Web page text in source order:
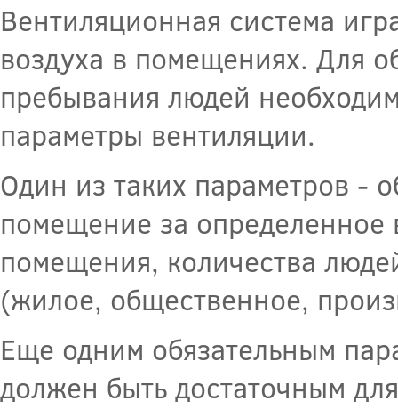
Вентиляционная система
воздуха в помещениях. Для
пребывания людей
параметры вентиляции.
Один из таких параметров -
помещение за определенное
помещения, количества
(жилое, общественное,
Еще одним обязательным
должен быть достаточным